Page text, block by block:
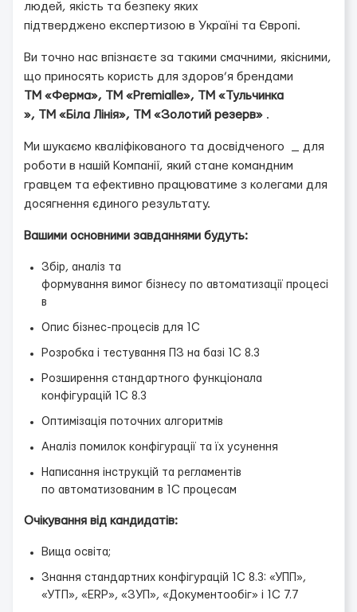
людей, якість та безпеку яких
підтверджено експертизою в Україні та Європі.
Ви точно нас впізнаєте за такими смачними, якісними,
що приносять користь для здоров’я брендами
ТМ «Ферма», ТМ «Premialle», ТМ « Тульчинка
», ТМ «Біла Лінія», ТМ «Золотий резерв» .
Ми шукаємо кваліфікованого та досвідченого _ для
роботи в нашій Компанії, який стане командним
гравцем та ефективно працюватиме з колегами для
досягнення єдиного результату.
Вашими основними завданнями будуть:
Збір, аналіз та
формування вимог бізнесу по автоматизації процесі
в
Опис бізнес-процесів для 1С
Розробка і тестування ПЗ на базі 1С 8.3
Розширення стандартного функціонала
конфігурацій 1С 8.3
Оптимізація поточних алгоритмів
Аналіз помилок конфігурації та їх усунення
Написання інструкцій та регламентів
по автоматизованим в 1С процесам
Очікування від кандидатів:
Вища освіта;
Знання стандартних конфігурацій 1С 8.3: «УПП»,
«УТП», «ERP», «ЗУП», «Документообіг» і 1С 7.7